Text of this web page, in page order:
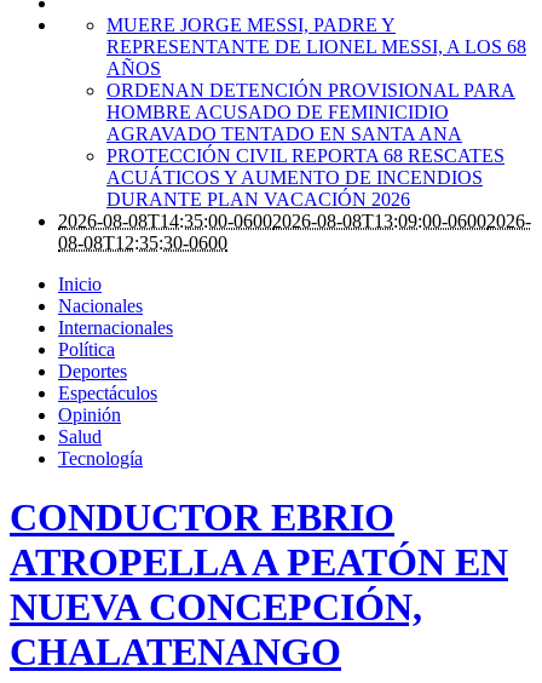
MUERE JORGE MESSI, PADRE Y
REPRESENTANTE DE LIONEL MESSI, A LOS 68
AÑOS
ORDENAN DETENCIÓN PROVISIONAL PARA
HOMBRE ACUSADO DE FEMINICIDIO
AGRAVADO TENTADO EN SANTA ANA
PROTECCIÓN CIVIL REPORTA 68 RESCATES
ACUÁTICOS Y AUMENTO DE INCENDIOS
DURANTE PLAN VACACIÓN 2026
2026-08-08T14:35:00-06002026-08-08T13:09:00-06002026-
08-08T12:35:30-0600
Inicio
Nacionales
Internacionales
Política
Deportes
Espectáculos
Opinión
Salud
Tecnología
CONDUCTOR EBRIO
ATROPELLA A PEATÓN EN
NUEVA CONCEPCIÓN,
CHALATENANGO